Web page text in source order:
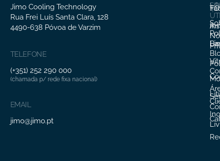
Jimo Cooling Technology
Rua Frei Luís Santa Clara, 128
4490-638 Póvoa de Varzim
TELEFONE
(+351) 252 290 000
(chamada p/ rede fixa nacional)
EMAIL
jimo@jimo.pt